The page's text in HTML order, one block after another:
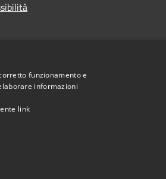
• Comune di Torrevecchia Pia • Powered by
funzionamento e
informazioni
link